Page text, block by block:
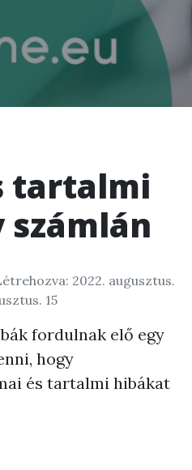
tartalmi
számlán
2022. augusztus.
15
fordulnak elő egy
hogy
és tartalmi hibákat